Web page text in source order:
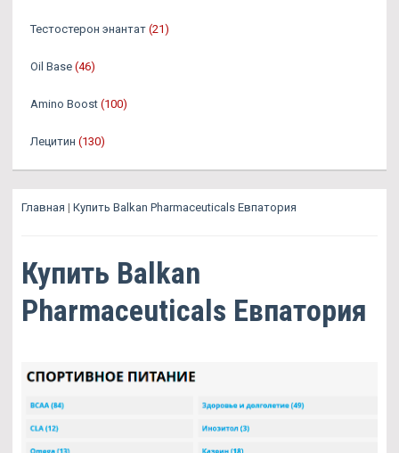
Тестостерон энантат (21)
Oil Base (46)
Amino Boost (100)
Лецитин (130)
Главная | Купить Balkan Pharmaceuticals Евпатория
Купить Balkan
Pharmaceuticals Евпатория